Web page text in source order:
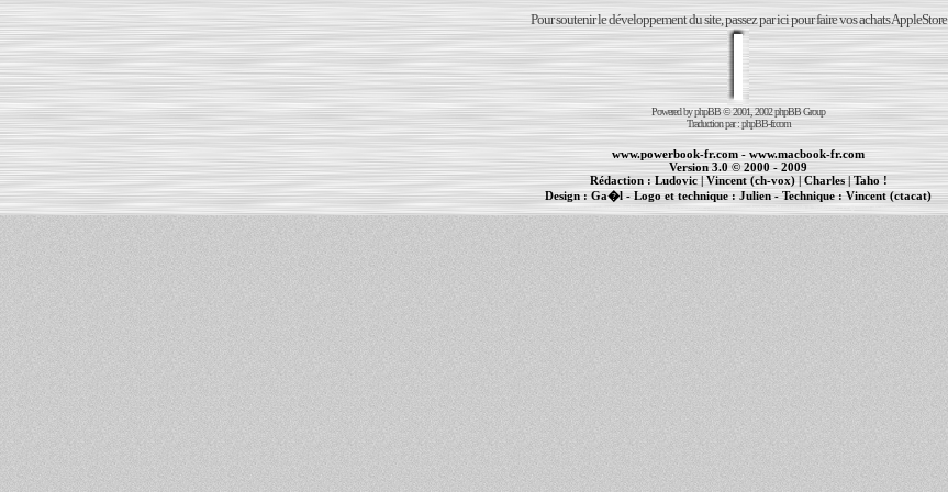
Pour soutenir le développement du site, passez par ici pour faire vos achats AppleStore
Powered byphpBB© 2001, 2002 phpBB Group
Traduction par :phpBB-fr.com
www.powerbook-fr.com - www.macbook-fr.com
Version 3.0 © 2000 - 2009
Rédaction : Ludovic|Vincent (ch-vox)| Charles|Taho !
Design :Ga�l - Logo et technique : Julien - Technique :Vincent (ctacat)
| | cr�ation de sites Internet